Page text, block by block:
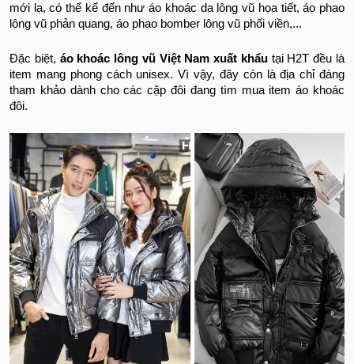
mới lạ, có thể kể đến như áo khoác da lông vũ họa tiết, áo phao
lông vũ phản quang, áo phao bomber lông vũ phối viền,...
Đặc biệt, áo khoác lông vũ Việt Nam xuất khẩutại H2T đều là
item mang phong cách unisex. Vì vậy, đây còn là địa chỉ đáng
tham khảo dành cho các cặp đôi đang tìm mua item áo khoác
đôi.